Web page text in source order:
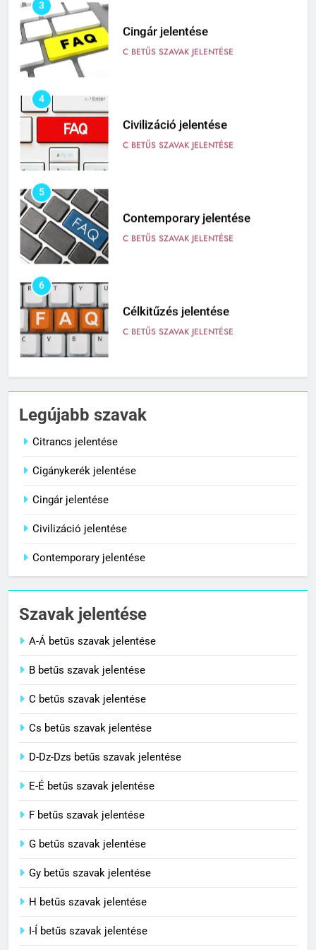
3
Cingár jelentése
C BETŰS SZAVAK JELENTÉSE
4
Civilizáció jelentése
C BETŰS SZAVAK JELENTÉSE
5
Contemporary jelentése
C BETŰS SZAVAK JELENTÉSE
6
Célkitűzés jelentése
C BETŰS SZAVAK JELENTÉSE
7
Centrális jelentése
8
1
Citrancs jelentése
C BETŰS SZAVAK JELENTÉSE
C BETŰS SZAVAK JELENTÉSE
3
4
Civilizáció jelentése
5
Legújabb szavak
Citrancs jelentése
Cigánykerék jelentése
Cingár jelentése
Civilizáció jelentése
Contemporary jelentése
Szavak jelentése
A-Á betűs szavak jelentése
B betűs szavak jelentése
C betűs szavak jelentése
Cs betűs szavak jelentése
D-Dz-Dzs betűs szavak jelentése
E-É betűs szavak jelentése
F betűs szavak jelentése
G betűs szavak jelentése
Gy betűs szavak jelentése
H betűs szavak jelentése
I-Í betűs szavak jelentése